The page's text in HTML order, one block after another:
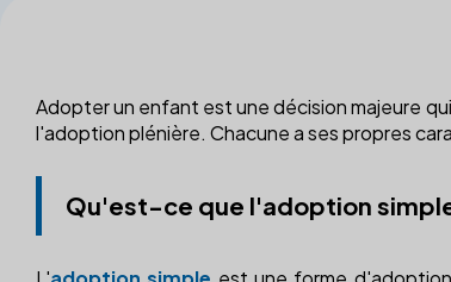
Adopter un enfant est une décision majeure
l'adoption plénière. Chacune a ses propres
Qu'est-ce que l'adoption